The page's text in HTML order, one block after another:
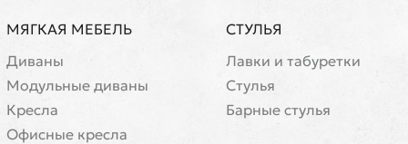
МЯГКАЯ МЕБЕЛЬ
Диваны
Модульные диваны
Кресла
Офисные кресла
СТУЛЬЯ
Лавки и табуретки
Стулья
Барные стулья